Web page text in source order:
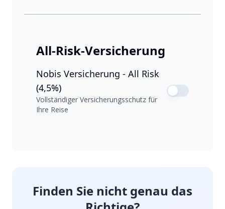
All-Risk-Versicherung
Nobis Versicherung - All Risk
(4,5%)
Vollständiger Versicherungsschutz für
Ihre Reise
Finden Sie nicht genau das